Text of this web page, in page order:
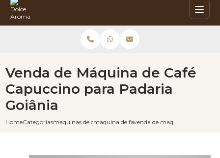
HomeCategoriasmaquinas de cafe capuccinomaquina de fazer cafe capuccino
venda de maquina de cafe
Venda de Máquina de Café
Capuccino para Padaria
Goiânia